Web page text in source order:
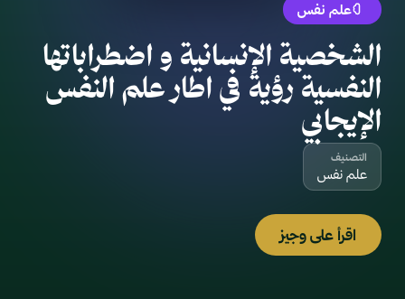
علم نفس
الشخصية الإنسانية و اضطراباتها
النفسية رؤية في اطار علم النفس
الإيجابي
التصنيف
علم نفس
اقرأ على وجيز